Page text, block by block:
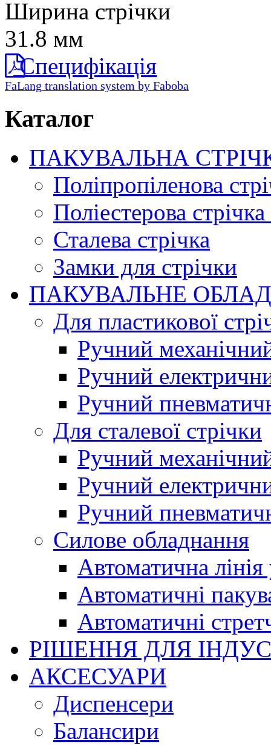
Ширина стрічки
31.8 мм
Специфікація
FaLang translation system by Faboba
Каталог
ПАКУВАЛЬНА
Поліпропіленова
Поліестерова
Сталева стрічка
Замки для стрічки
ПАКУВАЛЬНЕ
Для пластикової
Ручний
Ручний
Ручний
Для сталевої стрічки
Ручний
Ручний
Ручний
Силове обладнання
Автоматична
Автоматичні
Автоматичні
РІШЕННЯ ДЛЯ
АКСЕСУАРИ
Диспенсери
Балансири